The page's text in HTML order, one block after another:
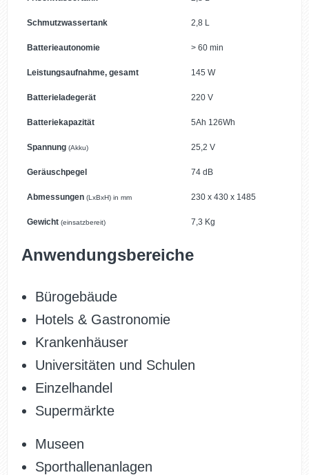
Schmutzwassertank 2,8 L
Batterieautonomie > 60 min
Leistungsaufnahme, gesamt 145 W
Batterieladegerät 220 V
Batteriekapazität 5Ah 126Wh
Spannung (Akku) 25,2 V
Geräuschpegel 74 dB
Abmessungen (LxBxH) in mm 230 x 430 x 1485
Gewicht (einsatzbereit) 7,3 Kg
Anwendungsbereiche
Bürogebäude
Hotels & Gastronomie
Krankenhäuser
Universitäten und Schulen
Einzelhandel
Supermärkte
Museen
Sporthallenanlagen